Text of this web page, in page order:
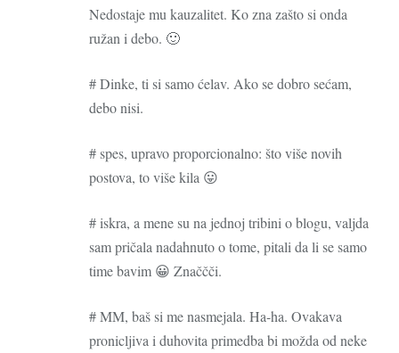
Nedostaje mu kauzalitet. Ko zna zašto si onda
ružan i debo. 🙂
# Dinke, ti si samo ćelav. Ako se dobro sećam,
debo nisi.
# spes, upravo proporcionalno: što više novih
postova, to više kila 😛
# iskra, a mene su na jednoj tribini o blogu, valjda
sam pričala nadahnuto o tome, pitali da li se samo
time bavim 😀 Značčči.
# MM, baš si me nasmejala. Ha-ha. Ovakava
pronicljiva i duhovita primedba bi možda od neke